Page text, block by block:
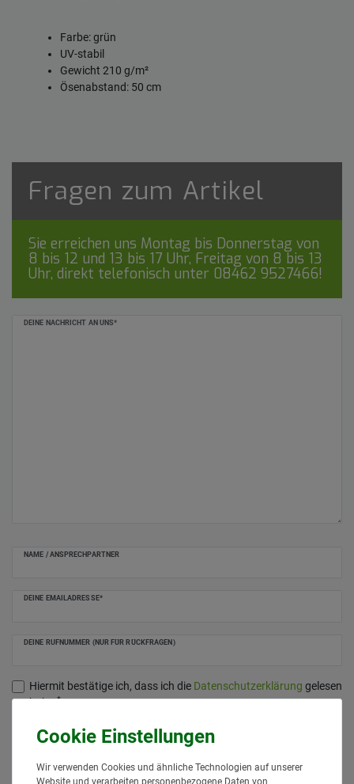
Farbe: grün
UV-stabil
Gewicht 210 g/m²
Ösenabstand: 50 cm
Fragen zum Artikel
Sie erreichen uns Montag bis Donnerstag von
8 bis 12 und 13 bis 17 Uhr, Freitag von 8 bis 13
Uhr, direkt telefonisch unter 08462 9527466!
DEINE NACHRICHT AN UNS*
NAME / ANSPRECHPARTNER
DEINE EMAILADRESSE*
DEINE RUFNUMMER (NUR FÜR RÜCKFRAGEN)
Hiermit bestätige ich, dass ich die Daten­schutz­erklärung gelesen
habe.*
Ceres::Template.mailFormHoneypotLabel
Wir verwenden Cookies und ähnliche Technologien auf unserer
Website und verarbeiten personenbezogene Daten von